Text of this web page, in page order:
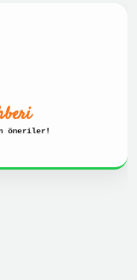
öneriler!